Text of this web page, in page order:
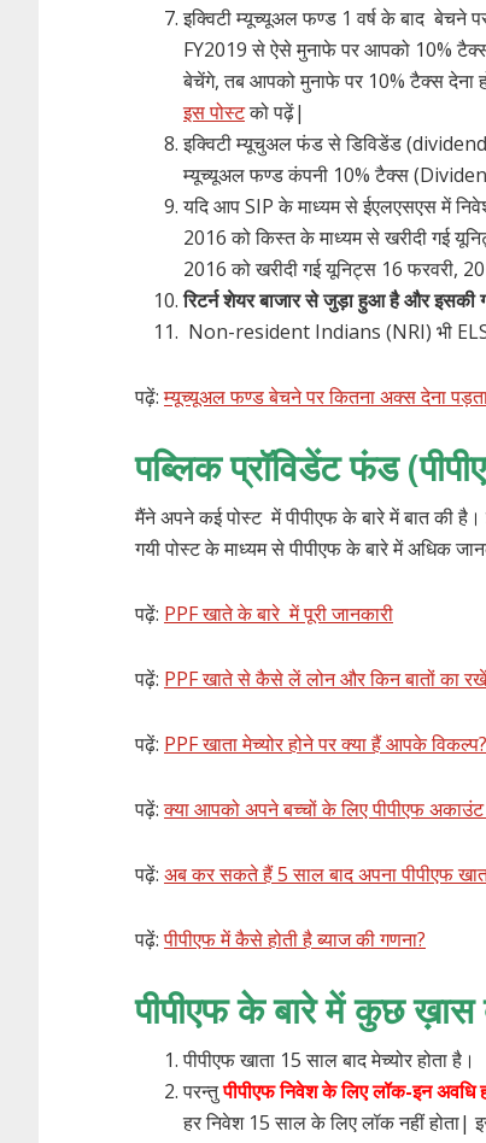
इक्विटी म्यूच्यूअल फण्ड 1 वर्ष के बाद बेचने
FY2019 से ऐसे मुनाफे पर आपको 10% टैक्स
बेचेंगे, तब आपको मुनाफे पर 10% टैक्स देना
इस पोस्टको पढ़ें|
इक्विटी म्यूचुअल फंड से डिविडेंड
म्यूच्यूअल फण्ड कंपनी 10% टैक्स
यदि आप SIP के माध्यम से ईएलएसएस में
2016 को किस्त के माध्यम से खरीदी गई
2016 को खरीदी गई यूनिट्स 16 फरवरी,
रिटर्न शेयर बाजार से जुड़ा हुआ है और इसकी
Non-resident Indians (NRI) भी
पढ़ें:म्यूच्यूअल फण्ड बेचने पर कितना अक्स देना
पब्लिक प्रॉविडेंट फंड
मैंने अपने कई पोस्ट में पीपीएफ के बारे में बात की
गयी पोस्ट के माध्यम से पीपीएफ के बारे में अधिक
पढ़ें: PPF खाते के बारे में पूरी जानकारी
पढ़ें: PPF खाते से कैसे लें लोन और किन बातों का रखें
पढ़ें: PPF खाता मेच्योर होने पर क्या हैं आपके विकल्प?
पढ़ें:क्या आपको अपने बच्चों के लिए पीपीएफ अकाउंट
पढ़ें: अब कर सकते हैं 5 साल बाद अपना पीपीएफ
पढ़ें:पीपीएफ में कैसे होती है ब्याज की गणना?
पीपीएफ के बारे में कुछ ख़ास
पीपीएफ खाता 15 साल बाद मेच्योर होता है।
परन्तुपीपीएफ निवेश के लिए लॉक-इन अवधि
हर निवेश 15 साल के लिए लॉक नहीं होता|